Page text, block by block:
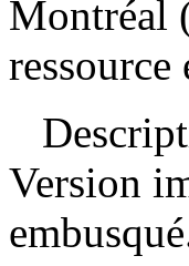
Montréal
Version